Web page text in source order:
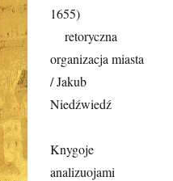
1655)
retoryczna
organizacja miasta
/ Jakub
Niedźwiedź
Knygoje
analizuojami